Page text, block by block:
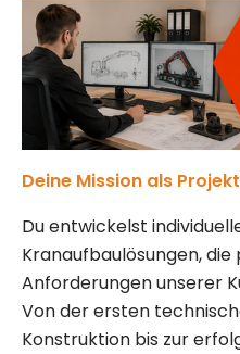
Deine Mission als
Du entwickelst
Kranaufbaulösungen,
Anforderungen unserer
Von der ersten
Konstruktion bis zur